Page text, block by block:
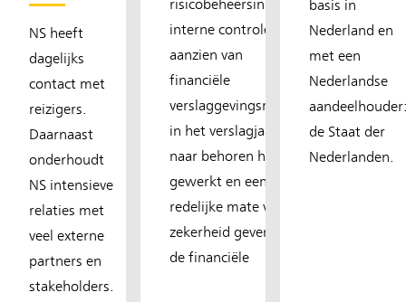
NS heeft
dagelijks
contact met
reizigers.
Daarnaast
onderhoudt
NS intensieve
relaties met
veel externe
partners en
stakeholders.
risicobeheersing en
interne controle ten
aanzien van
financiële
verslaggevingsrisico’s
in het verslagjaar
naar behoren hebben
gewerkt en een
redelijke mate van
zekerheid geven dat
de financiële
basis in
Nederland en
met een
Nederlandse
de Staat der
Nederlanden.